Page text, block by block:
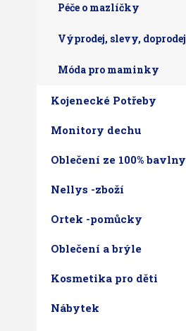
Péče o mazlíčky
Výprodej, slevy, doprodej
Móda pro maminky
Kojenecké Potřeby
Monitory dechu
Oblečení ze 100% bavlny
Nellys -zboží
Ortek -pomůcky
Oblečení a brýle
Kosmetika pro děti
Nábytek